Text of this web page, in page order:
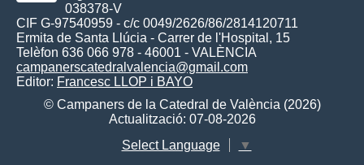
038378-V
CIF G-97540959 - c/c 0049/2626/86/2814120711
Ermita de Santa Llúcia - Carrer de l'Hospital, 15
Telèfon 636 066 978 - 46001 - VALÈNCIA
campanerscatedralvalencia@gmail.com
Editor: Francesc LLOP i BAYO
© Campaners de la Catedral de València (2026)
Actualització: 07-08-2026
Select Language
▼